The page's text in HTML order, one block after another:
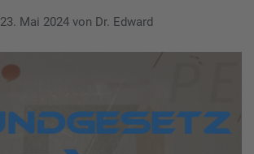
23. Mai 2024 von Dr. Edward